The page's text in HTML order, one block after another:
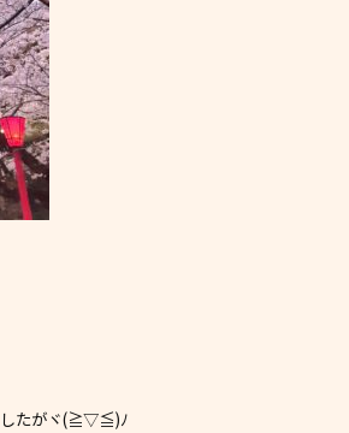
したがヾ(≧▽≦)ﾉ